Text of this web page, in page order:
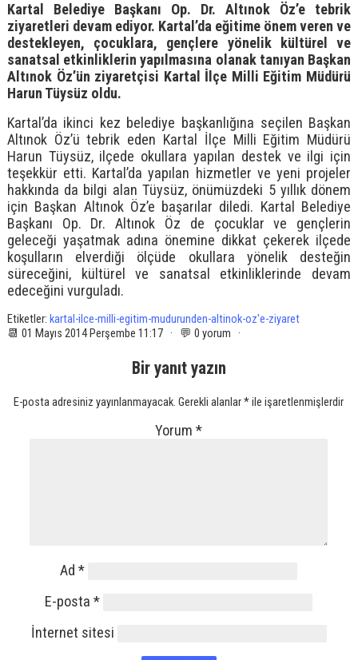
Kartal Belediye Başkanı Op. Dr. Altınok Öz’e tebrik
ziyaretleri devam ediyor. Kartal’da eğitime önem veren ve
destekleyen, çocuklara, gençlere yönelik kültürel ve
sanatsal etkinliklerin yapılmasına olanak tanıyan Başkan
Altınok Öz’ün ziyaretçisi Kartal İlçe Milli Eğitim Müdürü
Harun Tüysüz oldu.
Kartal’da ikinci kez belediye başkanlığına seçilen Başkan
Altınok Öz’ü tebrik eden Kartal İlçe Milli Eğitim Müdürü
Harun Tüysüz, ilçede okullara yapılan destek ve ilgi için
teşekkür etti. Kartal’da yapılan hizmetler ve yeni projeler
hakkında da bilgi alan Tüysüz, önümüzdeki 5 yıllık dönem
için Başkan Altınok Öz’e başarılar diledi. Kartal Belediye
Başkanı Op. Dr. Altınok Öz de çocuklar ve gençlerin
geleceği yaşatmak adına önemine dikkat çekerek ilçede
koşulların elverdiği ölçüde okullara yönelik desteğin
süreceğini, kültürel ve sanatsal etkinliklerinde devam
edeceğini vurguladı.
Etiketler: kartal-ilce-milli-egitim-mudurunden-altinok-oz'e-ziyaret
📆 01 Mayıs 2014 Perşembe 11:17 · 💬 0 yorum ·
Bir yanıt yazın
E-posta adresiniz yayınlanmayacak. Gerekli alanlar*ile işaretlenmişlerdir
Yorum*
Ad*
E-posta*
İnternet sitesi